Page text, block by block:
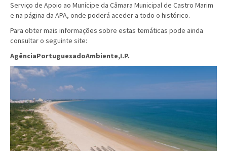
Serviço de Apoio ao Munícipe da Câmara Municipal de Castro Marim
e na página da APA, onde poderá aceder a todo o histórico.
Para obter mais informações sobre estas temáticas pode ainda
consultar o seguinte site:
AgênciaPortuguesadoAmbiente,I.P.